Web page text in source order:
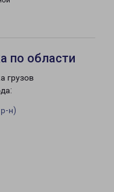
по области
грузов
н)